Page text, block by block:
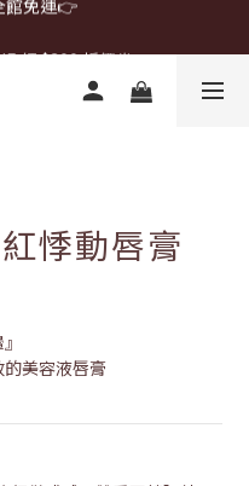
悸動唇膏
美容液唇膏